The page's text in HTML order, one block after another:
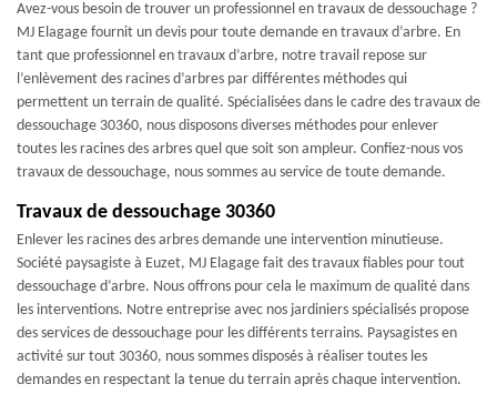
Avez-vous besoin de trouver un professionnel en travaux de dessouchage ?
MJ Elagage fournit un devis pour toute demande en travaux d’arbre. En
tant que professionnel en travaux d’arbre, notre travail repose sur
l’enlèvement des racines d’arbres par différentes méthodes qui
permettent un terrain de qualité. Spécialisées dans le cadre des travaux de
dessouchage 30360, nous disposons diverses méthodes pour enlever
toutes les racines des arbres quel que soit son ampleur. Confiez-nous vos
travaux de dessouchage, nous sommes au service de toute demande.
Travaux de dessouchage 30360
Enlever les racines des arbres demande une intervention minutieuse.
Société paysagiste à Euzet, MJ Elagage fait des travaux fiables pour tout
dessouchage d’arbre. Nous offrons pour cela le maximum de qualité dans
les interventions. Notre entreprise avec nos jardiniers spécialisés propose
des services de dessouchage pour les différents terrains. Paysagistes en
activité sur tout 30360, nous sommes disposés à réaliser toutes les
demandes en respectant la tenue du terrain après chaque intervention.